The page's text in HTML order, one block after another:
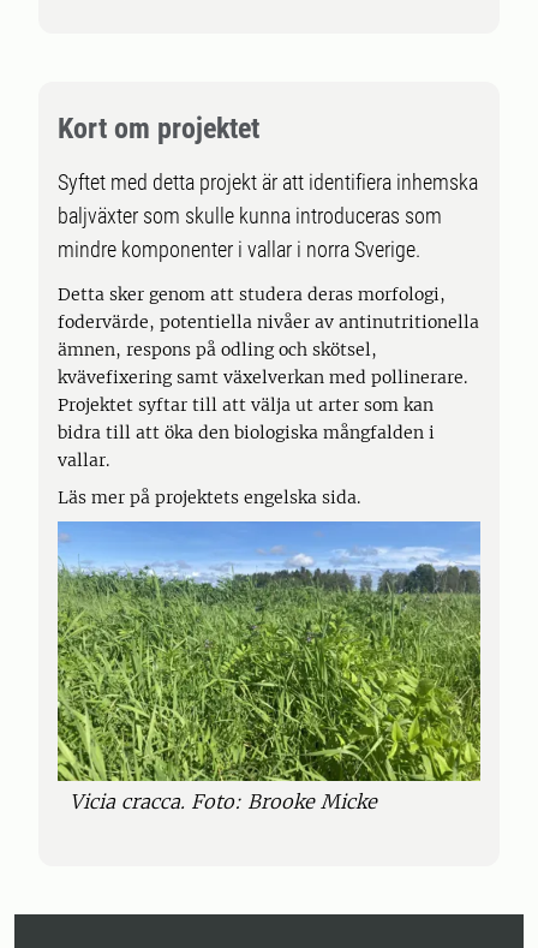
Kort om projektet
Syftet med detta projekt är att identifiera inhemska
baljväxter som skulle kunna introduceras som
mindre komponenter i vallar i norra Sverige.
Detta sker genom att studera deras morfologi,
fodervärde, potentiella nivåer av antinutritionella
ämnen, respons på odling och skötsel,
kvävefixering samt växelverkan med pollinerare.
Projektet syftar till att välja ut arter som kan
bidra till att öka den biologiska mångfalden i
vallar.
Läs mer på projektets engelska sida.
Vicia cracca. Foto: Brooke Micke